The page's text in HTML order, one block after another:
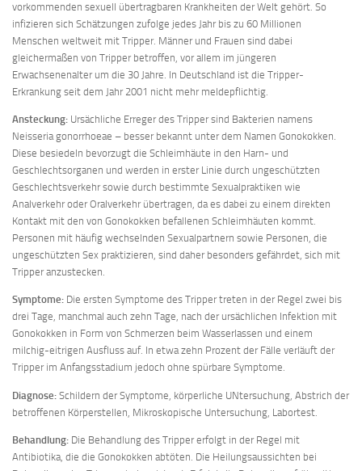
vorkommenden sexuell übertragbaren Krankheiten der Welt gehört. So
infizieren sich Schätzungen zufolge jedes Jahr bis zu 60 Millionen
Menschen weltweit mit Tripper. Männer und Frauen sind dabei
gleichermaßen von Tripper betroffen, vor allem im jüngeren
Erwachsenenalter um die 30 Jahre. In Deutschland ist die Tripper-
Erkrankung seit dem Jahr 2001 nicht mehr meldepflichtig.
Ansteckung: Ursächliche Erreger des Tripper sind Bakterien namens
Neisseria gonorrhoeae – besser bekannt unter dem Namen Gonokokken.
Diese besiedeln bevorzugt die Schleimhäute in den Harn- und
Geschlechtsorganen und werden in erster Linie durch ungeschützten
Geschlechtsverkehr sowie durch bestimmte Sexualpraktiken wie
Analverkehr oder Oralverkehr übertragen, da es dabei zu einem direkten
Kontakt mit den von Gonokokken befallenen Schleimhäuten kommt.
Personen mit häufig wechselnden Sexualpartnern sowie Personen, die
ungeschützten Sex praktizieren, sind daher besonders gefährdet, sich mit
Tripper anzustecken.
Symptome: Die ersten Symptome des Tripper treten in der Regel zwei bis
drei Tage, manchmal auch zehn Tage, nach der ursächlichen Infektion mit
Gonokokken in Form von Schmerzen beim Wasserlassen und einem
milchig-eitrigen Ausfluss auf. In etwa zehn Prozent der Fälle verläuft der
Tripper im Anfangsstadium jedoch ohne spürbare Symptome.
Diagnose: Schildern der Symptome, körperliche UNtersuchung, Abstrich der
betroffenen Körperstellen, Mikroskopische Untersuchung, Labortest.
Behandlung: Die Behandlung des Tripper erfolgt in der Regel mit
Antibiotika, die die Gonokokken abtöten. Die Heilungsaussichten bei